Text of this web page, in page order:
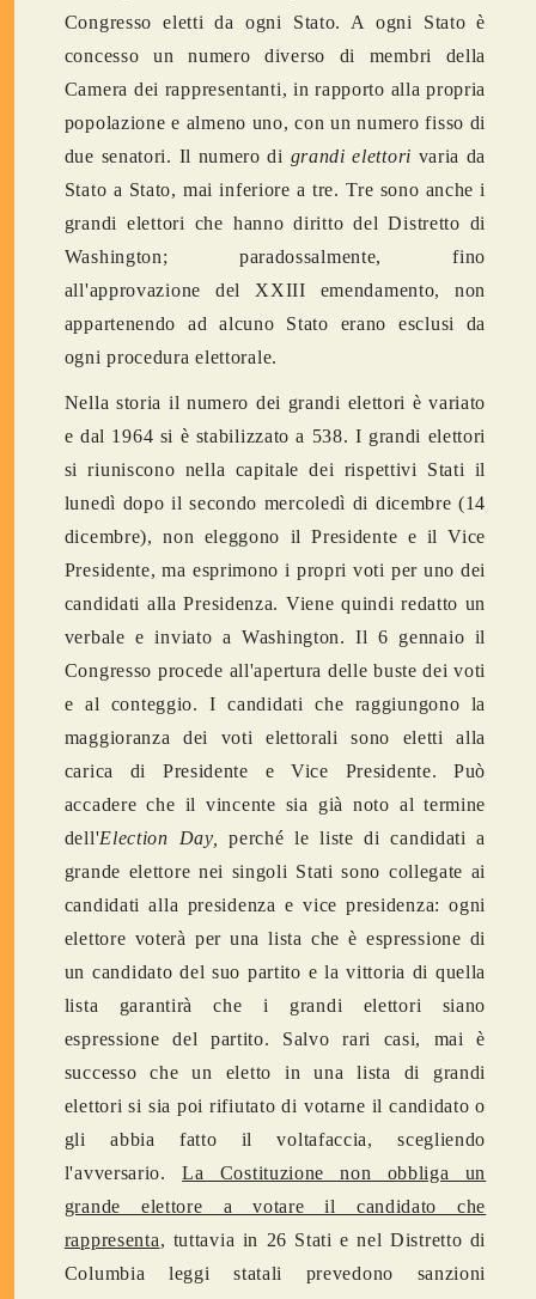
Congresso eletti da ogni Stato. A ogni Stato è
concesso un numero diverso di membri della
Camera dei rappresentanti, in rapporto alla propria
popolazione e almeno uno, con un numero fisso di
due senatori. Il numero di grandi elettori varia da
Stato a Stato, mai inferiore a tre. Tre sono anche i
grandi elettori che hanno diritto del Distretto di
Washington; paradossalmente, fino
all'approvazione del XXIII emendamento, non
appartenendo ad alcuno Stato erano esclusi da
ogni procedura elettorale.
Nella storia il numero dei grandi elettori è variato
e dal 1964 si è stabilizzato a 538. I grandi elettori
si riuniscono nella capitale dei rispettivi Stati il
lunedì dopo il secondo mercoledì di dicembre (14
dicembre), non eleggono il Presidente e il Vice
Presidente, ma esprimono i propri voti per uno dei
candidati alla Presidenza. Viene quindi redatto un
verbale e inviato a Washington. Il 6 gennaio il
Congresso procede all'apertura delle buste dei voti
e al conteggio. I candidati che raggiungono la
maggioranza dei voti elettorali sono eletti alla
carica di Presidente e Vice Presidente. Può
accadere che il vincente sia già noto al termine
dell'Election Day,perché le liste di candidati a
grande elettore nei singoli Stati sono collegate ai
candidati alla presidenza e vice presidenza: ogni
elettore voterà per una lista che è espressione di
un candidato del suo partito e la vittoria di quella
lista garantirà che i grandi elettori siano
espressione del partito. Salvo rari casi, mai è
successo che un eletto in una lista di grandi
elettori si sia poi rifiutato di votarne il candidato o
gli abbia fatto il voltafaccia, scegliendo
l'avversario.La Costituzione non obbliga un
grande elettore a votare il candidato che
rappresenta, tuttavia in 26 Stati e nel Distretto di
Columbia leggi statali prevedono sanzioni